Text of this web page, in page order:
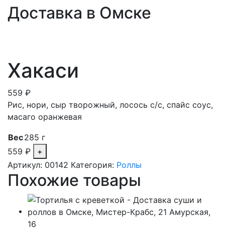
Доставка в Омске
Хакаси
559 ₽
Рис, нори, сыр творожный, лосось с/с, спайс соус,
масаго оранжевая
Вес285 г
559 ₽
Артикул: 00142 Категория: Роллы
Похожие товары